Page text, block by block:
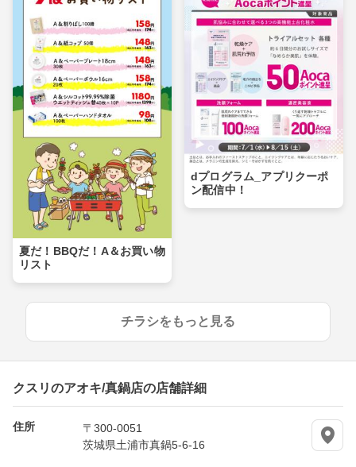
夏だ！BBQだ！A＆お買い物
リスト
dプログラム_アプリクーポ
ン配信中！
チラシをもっと見る
クスリのアオキ/真鍋店の店舗詳細
住所
〒300-0051
茨城県土浦市真鍋5-6-16